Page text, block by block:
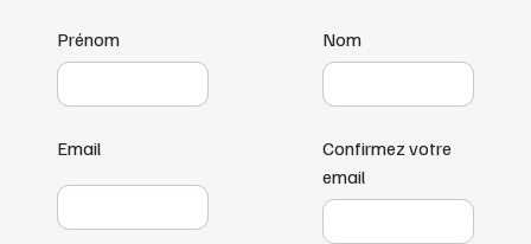
Prénom Nom
Email
Confirmez votre
email